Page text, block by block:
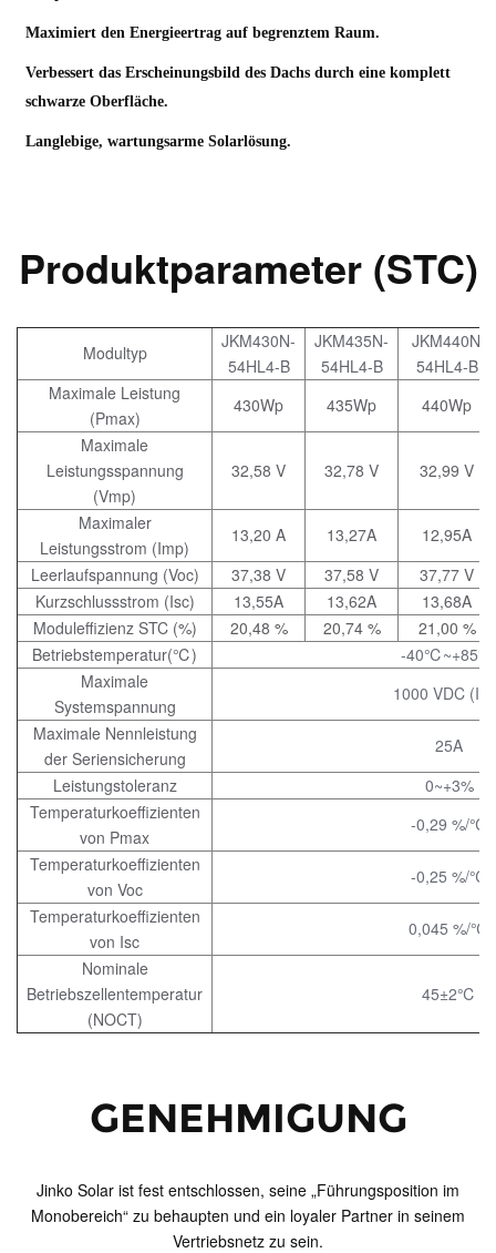
Maximiert den Energieertrag auf begrenztem Raum.
Verbessert das Erscheinungsbild des Dachs durch eine komplett
schwarze Oberfläche.
Langlebige, wartungsarme Solarlösung.
Produktparameter (STC)
Modultyp
JKM430N-
54HL4-B
JKM435N-
54HL4-B
JKM440N-
54HL4-B
Maximale Leistung
(Pmax)
430Wp 435Wp
440Wp
Maximale
Leistungsspannung
(Vmp)
32,58 V 32,78 V 32,99 V
Maximaler
Leistungsstrom (Imp)
13,20 A 13,27A
12,95A
Leerlaufspannung (Voc)
37,38 V 37,58 V
37,77 V
Kurzschlussstrom (Isc)
13,55A 13,62A
13,68A
Moduleffizienz STC (%)
20,48 % 20,74 %
21,00 %
Betriebstemperatur(℃) -40℃~+85
Maximale
Systemspannung
1000 VDC
Maximale Nennleistung
der Seriensicherung
25A
Leistungstoleranz
0~+3%
Temperaturkoeffizienten
von Pmax
-0,29 %/℃
Temperaturkoeffizienten
von Voc
-0,25 %/℃
Temperaturkoeffizienten
von Isc
0,045 %/℃
Nominale
Betriebszellentemperatur
(NOCT)
45±2℃
GENEHMIGUNG
Jinko Solar ist fest entschlossen, seine „Führungsposition im
Monobereich“ zu behaupten und ein loyaler Partner in seinem
Vertriebsnetz zu sein.